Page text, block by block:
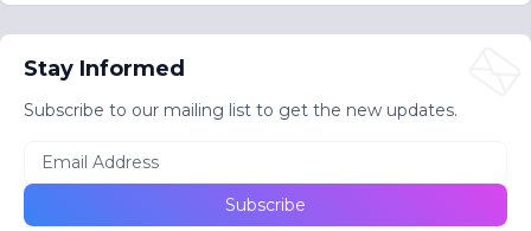
Stay Informed
Subscribe to our mailing list to get the new updates.